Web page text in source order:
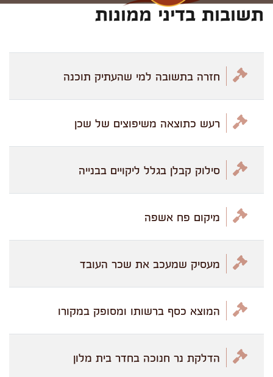
תשובות בדיני ממונות
חזרה בתשובה למי שהעתיק תוכנה
רעש כתוצאה משיפוצים של שכן
סילוק קבלן בגלל ליקויים בבנייה
מיקום פח אשפה
מעסיק שמעכב את שכר העובד
המוצא כסף ברשותו ומסופק במקורו
הדלקת נר חנוכה בחדר בית מלון